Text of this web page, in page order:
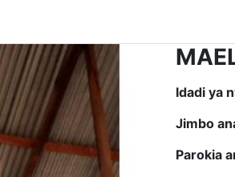
Idadi ya
Jimbo
Parokia